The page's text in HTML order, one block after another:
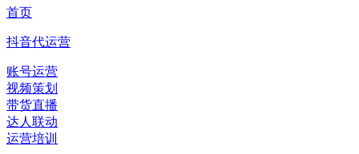
首页
抖音代运营
账号运营
视频策划
带货直播
达人联动
运营培训